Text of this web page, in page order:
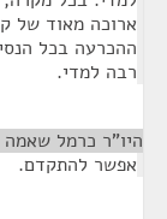
ארוכה מאוד של
ההכרעה בכל
רבה למדי.
היו"ר כרמל שאמה
אפשר להתקדם.